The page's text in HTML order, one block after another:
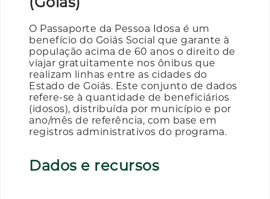
O Passaporte da Pessoa Idosa é um
benefício do Goiás Social que garante à
população acima de 60 anos o direito de
viajar gratuitamente nos ônibus que
realizam linhas entre as cidades do
Estado de Goiás. Este conjunto de dados
refere-se à quantidade de beneficiários
(idosos), distribuída por município e por
ano/mês de referência, com base em
registros administrativos do programa.
Dados e recursos